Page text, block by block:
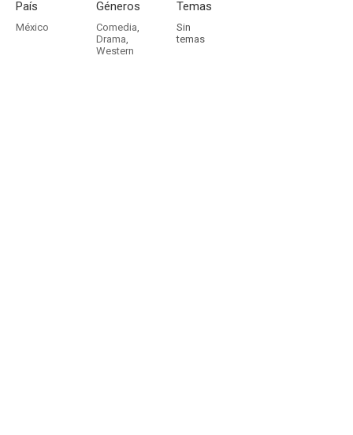
País
México
Géneros
Comedia,
Drama,
Western
Temas
Sin
temas